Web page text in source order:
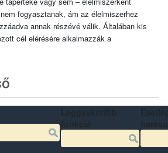
fogyasztanak, ám az élelmiszerhez
annak részévé válik. Általában kis
cél elérésére alkalmazzák a